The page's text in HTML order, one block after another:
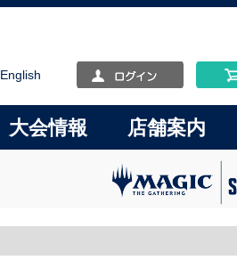
English
大会情報 店舗案内